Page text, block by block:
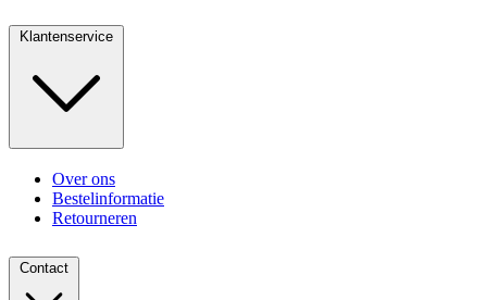
Klantenservice
Over ons
Bestelinformatie
Retourneren
Contact